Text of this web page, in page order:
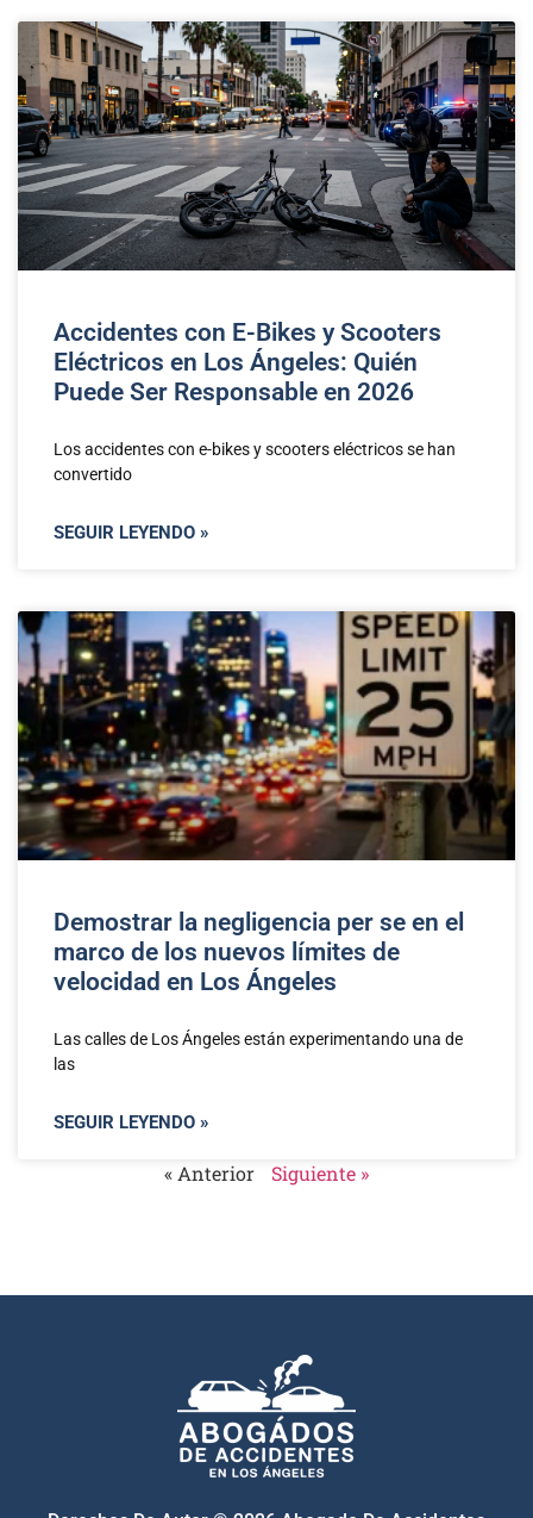
Accidentes con E-Bikes y Scooters
Eléctricos en Los Ángeles: Quién
Puede Ser Responsable en 2026
Los accidentes con e-bikes y scooters eléctricos se han
convertido
SEGUIR LEYENDO »
Demostrar la negligencia per se en el
marco de los nuevos límites de
velocidad en Los Ángeles
Las calles de Los Ángeles están experimentando una de
las
SEGUIR LEYENDO »
« Anterior Siguiente »